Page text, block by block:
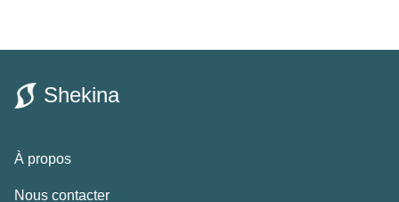
Shekina
À propos
Nous contacter